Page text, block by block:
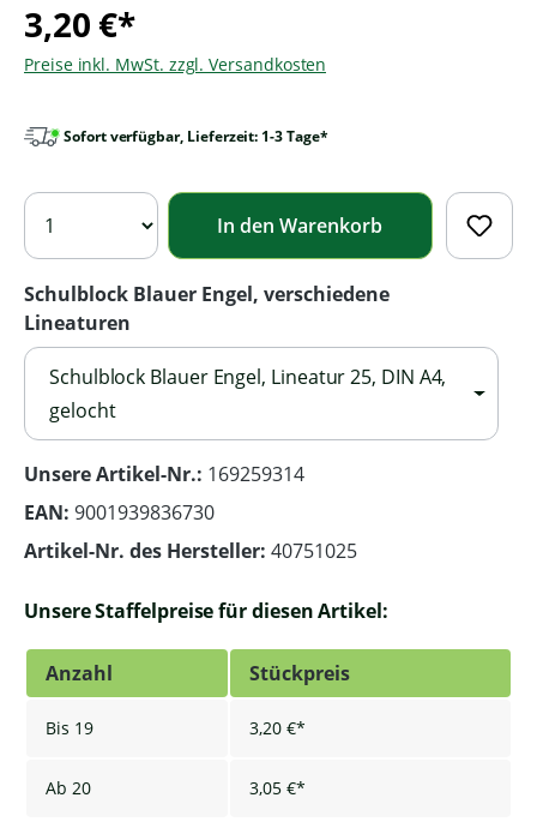
3,20 €*
Preise inkl. MwSt. zzgl. Versandkosten
Sofort verfügbar, Lieferzeit: 1-3 Tage*
In den Warenkorb
Schulblock Blauer Engel, verschiedene
Lineaturen
Schulblock Blauer Engel, Lineatur 25, DIN A4,
gelocht
Unsere Artikel-Nr.: 169259314
EAN: 9001939836730
Artikel-Nr. des Hersteller: 40751025
Unsere Staffelpreise für diesen Artikel:
Anzahl Stückpreis
Bis 19 3,20 €*
Ab 20 3,05 €*